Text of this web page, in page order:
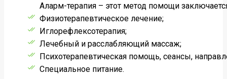
Аларм-терапия – этот метод помощи
Физиотерапевтическое лечение;
Иглорефлексотерапия;
Лечебный и расслабляющий массаж;
Психотерапевтическая помощь, сеансы,
Специальное питание.